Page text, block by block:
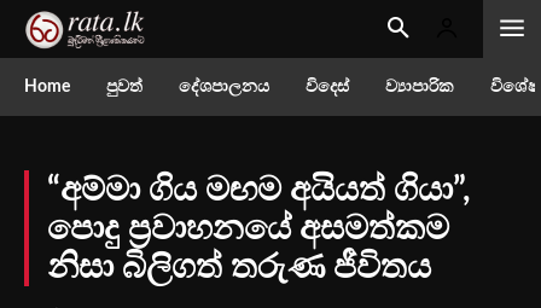
Home පුවත් දේශපාලනය විදෙස් ව්‍යාපාරික
“අම්මා ගිය මඟම අයියත් ගියා”,
පොදු ප්‍රවාහනයේ අසමත්කම
නිසා බිලිගත් තරුණ ජීවිතය